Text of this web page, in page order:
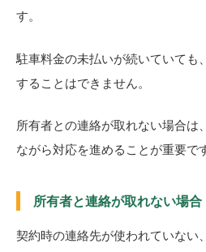
す。
駐車料金の未払いが続いていても
することはできません。
所有者との連絡が取れない場合は
ながら対応を進めることが重要で
所有者と連絡が取れない場合
契約時の連絡先が使われていない